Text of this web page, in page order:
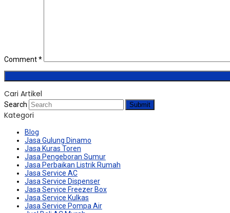
Comment*
Cari Artikel
Search Submit
Kategori
Blog
Jasa Gulung Dinamo
Jasa Kuras Toren
Jasa Pengeboran Sumur
Jasa Perbaikan Listrik Rumah
Jasa Service AC
Jasa Service Dispenser
Jasa Service Freezer Box
Jasa Service Kulkas
Jasa Service Pompa Air